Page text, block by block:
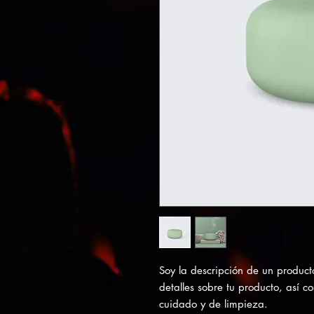
Soy la descripción de un
detalles sobre tu producto, así
cuidado y de limpieza.